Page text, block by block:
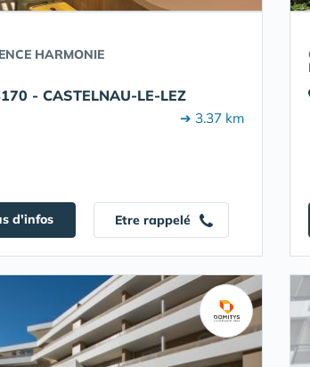
HARMONIE
- CASTELNAU-LE-LEZ
➔ 3.37 km
d'infos Etre rappelé